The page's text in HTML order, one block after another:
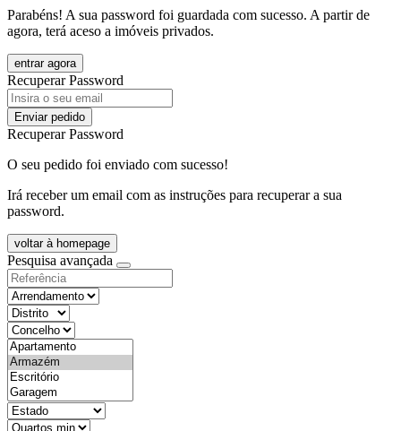
Parabéns! A sua password foi guardada com sucesso. A partir de
agora, terá aceso a imóveis privados.
entrar agora
Recuperar Password
Enviar pedido
Recuperar Password
O seu pedido foi enviado com sucesso!
Irá receber um email com as instruções para recuperar a sua
password.
voltar à homepage
Pesquisa avançada